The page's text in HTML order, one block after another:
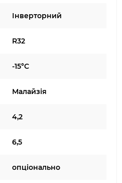
Інверторний
R32
-15°C
Малайзія
4,2
6,5
опціонально